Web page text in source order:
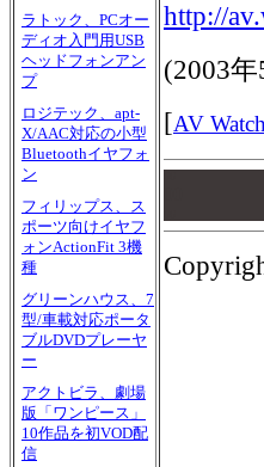
ラトック、PCオー
ディオ入門用USB
ヘッドフォンアン
プ
ロジテック、apt-
X/AAC対応の小型
Bluetoothイヤフォ
ン
フィリップス、ス
ポーツ向けイヤフ
ォンActionFit 3機
種
グリーンハウス、7
型/車載対応ポータ
ブルDVDプレーヤ
ー
アクトビラ、劇場
版「ワンピース」
10作品を初VOD配
信
http://
(2003
[AV